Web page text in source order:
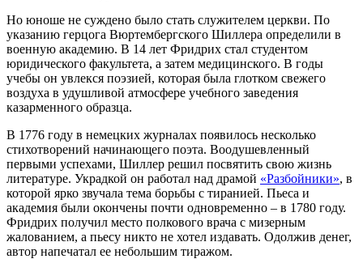
Но юноше не суждено было стать служителем церкви. По
указанию герцога Вюртембергского Шиллера определили в
военную академию. В 14 лет Фридрих стал студентом
юридического факультета, а затем медицинского. В годы
учебы он увлекся поэзией, которая была глотком свежего
воздуха в удушливой атмосфере учебного заведения
казарменного образца.
В 1776 году в немецких журналах появилось несколько
стихотворений начинающего поэта. Воодушевленный
первыми успехами, Шиллер решил посвятить свою жизнь
литературе. Украдкой он работал над драмой «Разбойники», в
которой ярко звучала тема борьбы с тиранией. Пьеса и
академия были окончены почти одновременно – в 1780 году.
Фридрих получил место полкового врача с мизерным
жалованием, а пьесу никто не хотел издавать. Одолжив денег,
автор напечатал ее небольшим тиражом.